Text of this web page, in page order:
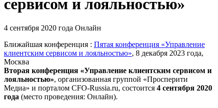
сервисом и лояльностью»
4 сентября 2020 года Онлайн
Ближайшая конференция : Пятая конференция «Управление
клиентским сервисом и лояльностью», 8 декабря 2023 года,
Москва
Вторая конференция «Управление клиентским сервисом и
лояльностью», организованная группой «Просперити
Медиа» и порталом CFO-Russia.ru, состоится 4 сентября 2020
года (место проведения: Онлайн).